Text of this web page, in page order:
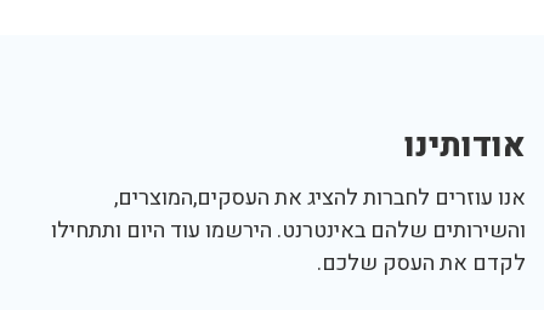
אודותינו
אנו עוזרים לחברות להציג את העסקים,המוצרים,
והשירותים שלהם באינטרנט. הירשמו עוד היום ותתחילו
לקדם את העסק שלכם.